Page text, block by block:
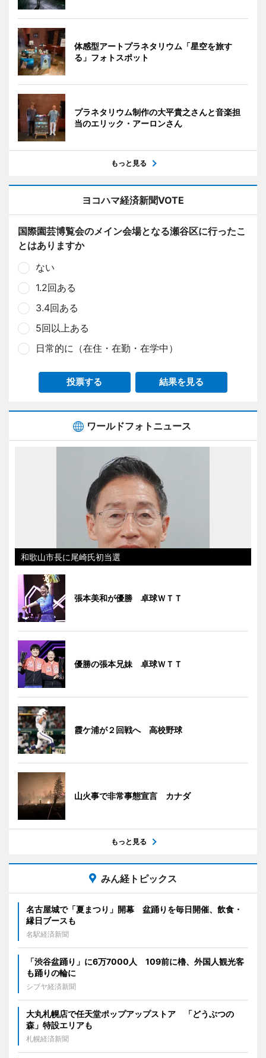
体感型アートプラネタリウム「星空を旅す
る」フォトスポット
プラネタリウム制作の大平貴之さんと音楽担
当のエリック・アーロンさん
もっと見る
ヨコハマ経済新聞VOTE
国際園芸博覧会のメイン会場となる瀬谷区に行ったこ
とはありますか
ない
1.2回ある
3.4回ある
5回以上ある
日常的に（在住・在勤・在学中）
投票する 結果を見る
ワールドフォトニュース
和歌山市長に尾崎氏初当選
張本美和が優勝 卓球ＷＴＴ
優勝の張本兄妹 卓球ＷＴＴ
霞ケ浦が２回戦へ 高校野球
山火事で非常事態宣言 カナダ
もっと見る
みん経トピックス
名古屋城で「夏まつり」開幕 盆踊りを毎日開催、飲食・
縁日ブースも
名駅経済新聞
「渋谷盆踊り」に6万7000人 109前に櫓、外国人観光客
も踊りの輪に
シブヤ経済新聞
大丸札幌店で任天堂ポップアップストア 「どうぶつの
森」特設エリアも
札幌経済新聞